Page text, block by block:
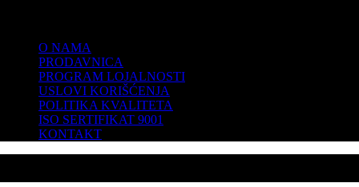
O NAMA
PRODAVNICA
PROGRAM LOJALNOSTI
USLOVI KORIŠĆENJA
POLITIKA KVALITETA
ISO SERTIFIKAT 9001
KONTAKT